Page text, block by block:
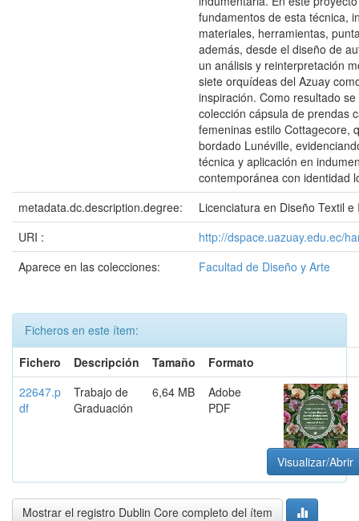
fundamentos de esta técnica,
materiales, herramientas,
además, desde el diseño de
un análisis y reinterpretación
siete orquídeas del Azuay
inspiración. Como resultado
colección cápsula de prendas
femeninas estilo Cottagecore,
bordado Lunéville,
técnica y aplicación en
contemporánea con identidad
metadata.dc.description.degree:
Licenciatura en Diseño Textil
URI :
http://dspace.uazuay.edu.ec/
Aparece en las colecciones:
Facultad de Diseño y Arte
Ficheros en este ítem:
Fichero
Descripción Tamaño
Formato
22647.p
df
Trabajo de
Graduación
6,64 MB
Adobe
PDF
Visualizar/Abrir
Mostrar el registro Dublin Core completo del ítem